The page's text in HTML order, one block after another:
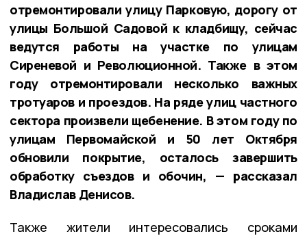
отремонтировали улицу Парковую, дорогу от
улицы Большой Садовой к кладбищу, сейчас
ведутся работы на участке по улицам
Сиреневой и Революционной. Также в этом
году отремонтировали несколько важных
тротуаров и проездов. На ряде улиц частного
сектора произвели щебенение. В этом году по
улицам Первомайской и 50 лет Октября
обновили покрытие, осталось завершить
обработку съездов и обочин, — рассказал
Владислав Денисов.
Также жители интересовались сроками